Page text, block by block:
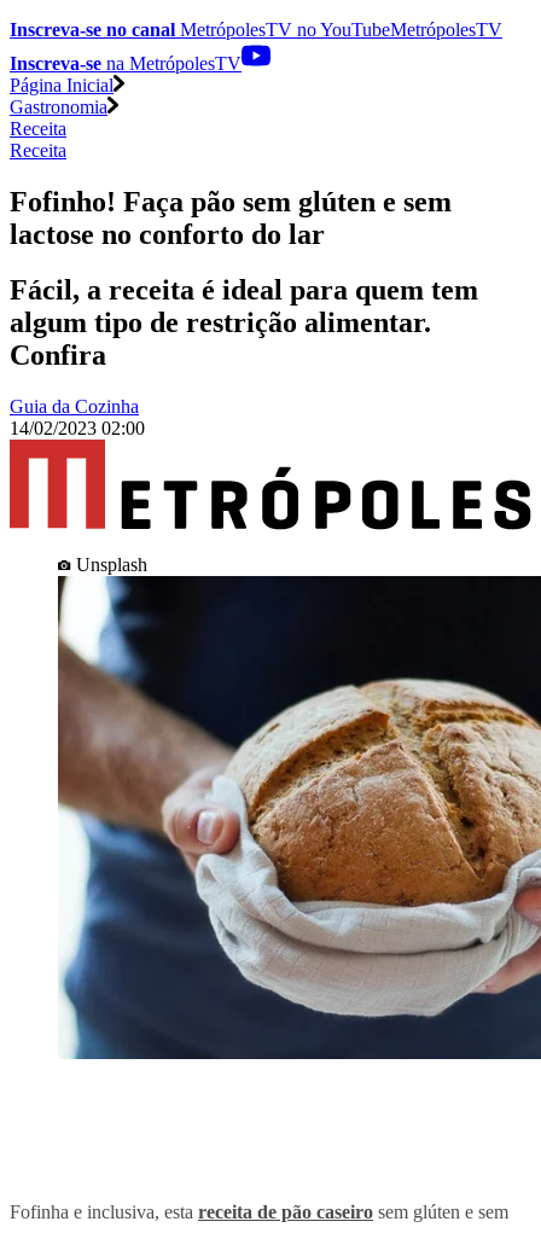
Inscreva-se no canal MetrópolesTV noYouTubeMetrópolesTV
Inscreva-se na MetrópolesTV
Página Inicial
Gastronomia
Receita
Receita
Fofinho! Faça pão sem glúten e sem
lactose no conforto do lar
Fácil, a receita é ideal para quem tem
algum tipo de restrição alimentar.
Confira
Guia da Cozinha
14/02/2023 02:00
Unsplash
Fofinha e inclusiva, esta receita de pão caseiro sem glúten e sem